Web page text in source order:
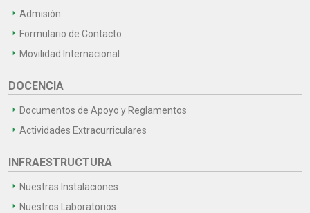
Admisión
Formulario de Contacto
Movilidad Internacional
DOCENCIA
Documentos de Apoyo y Reglamentos
Actividades Extracurriculares
INFRAESTRUCTURA
Nuestras Instalaciones
Nuestros Laboratorios